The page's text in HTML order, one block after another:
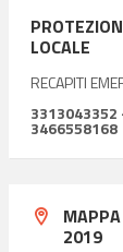
LOCALE
RECAPITI
3313043352
3466558168
2019